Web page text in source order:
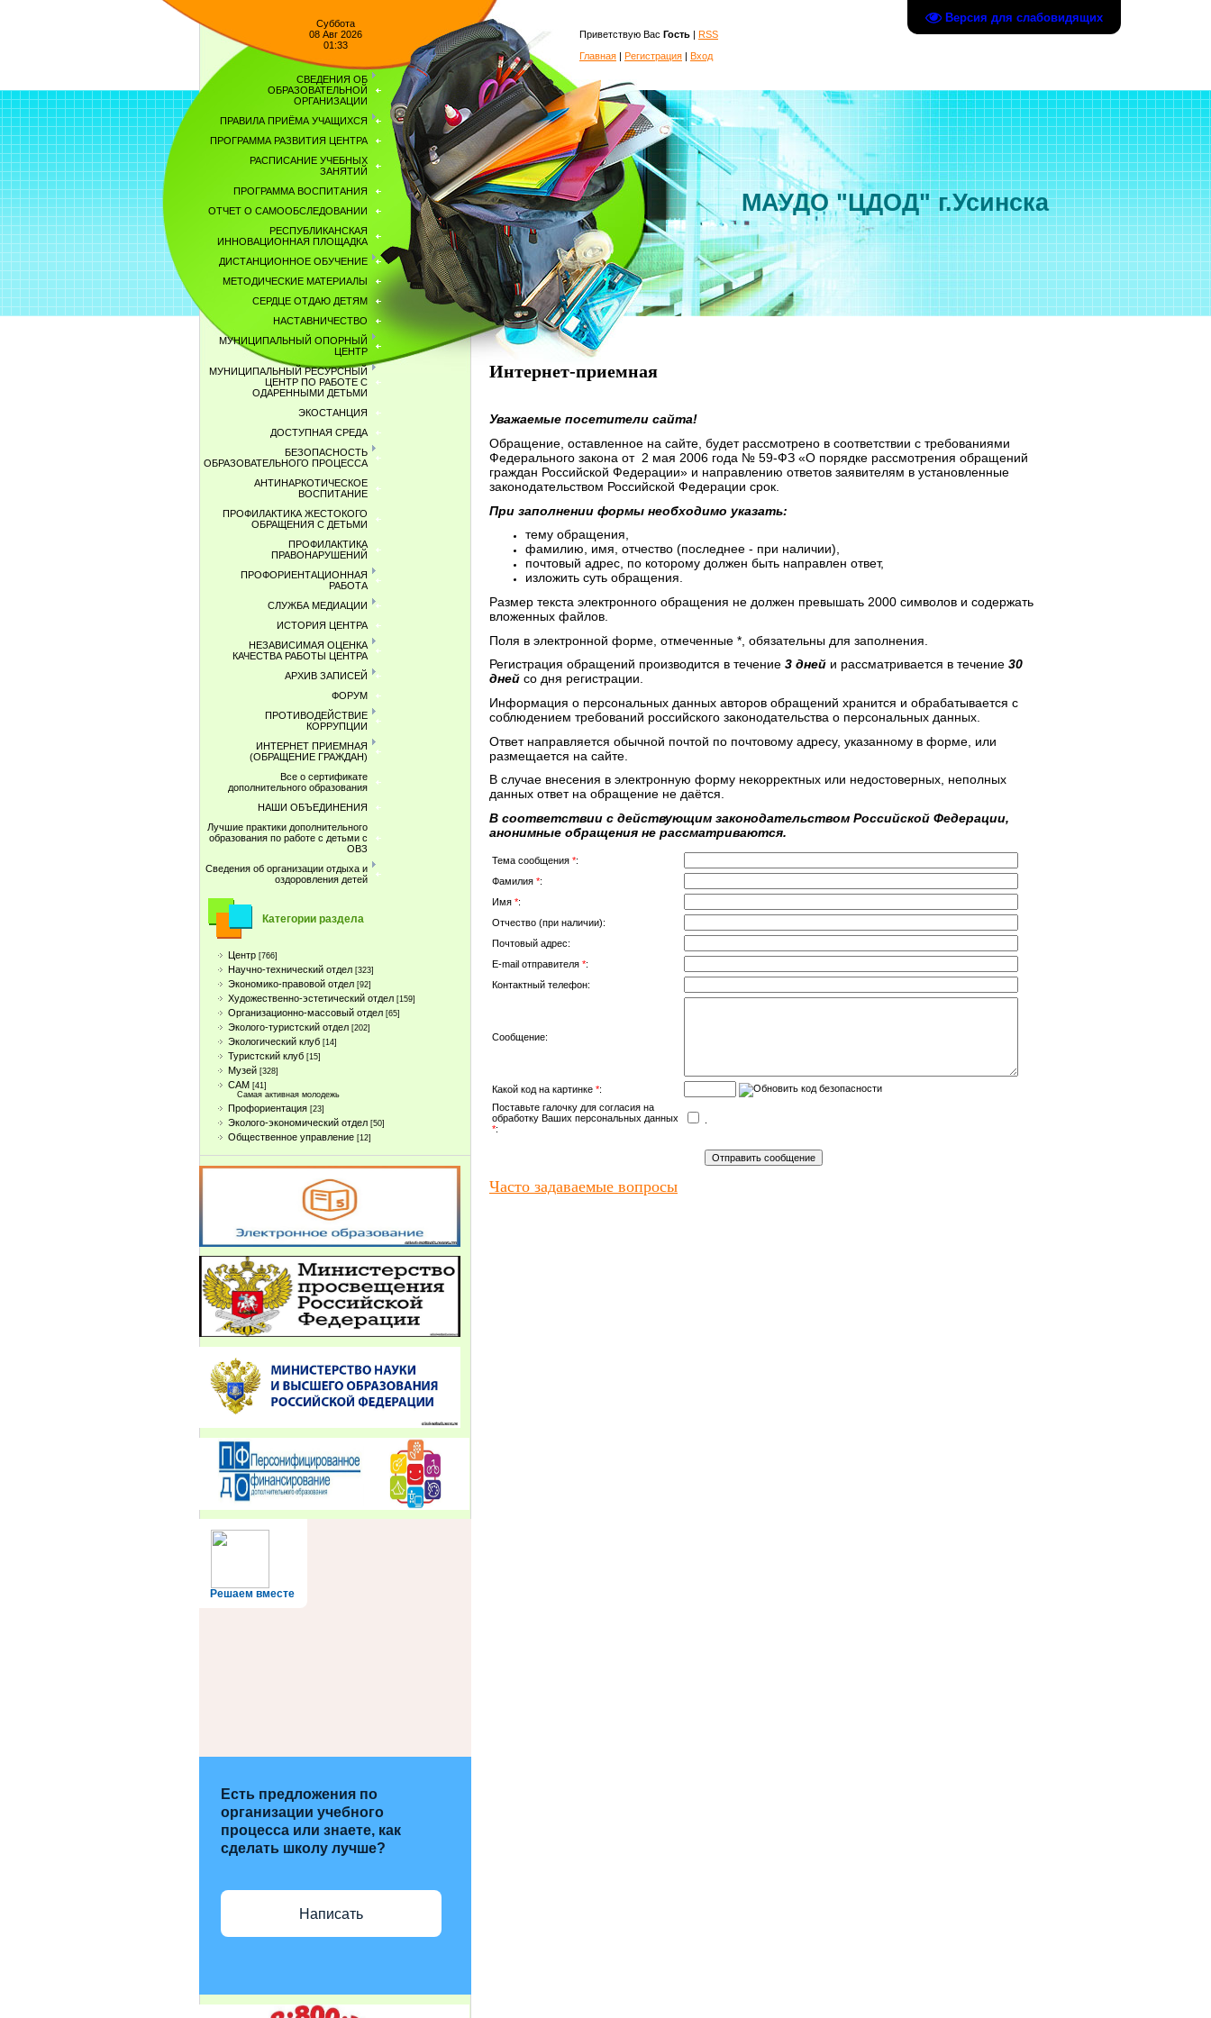
Версия для слабовидящих
Суббота
08 Авг 2026
01:33
СВЕДЕНИЯ ОБ
ОБРАЗОВАТЕЛЬНОЙ
ОРГАНИЗАЦИИ
ПРАВИЛА ПРИЁМА УЧАЩИХСЯ
ПРОГРАММА РАЗВИТИЯ ЦЕНТРА
РАСПИСАНИЕ УЧЕБНЫХ
ЗАНЯТИЙ
ПРОГРАММА ВОСПИТАНИЯ
ОТЧЕТ О САМООБСЛЕДОВАНИИ
РЕСПУБЛИКАНСКАЯ
ИННОВАЦИОННАЯ ПЛОЩАДКА
ДИСТАНЦИОННОЕ ОБУЧЕНИЕ
МЕТОДИЧЕСКИЕ МАТЕРИАЛЫ
СЕРДЦЕ ОТДАЮ ДЕТЯМ
НАСТАВНИЧЕСТВО
МУНИЦИПАЛЬНЫЙ ОПОРНЫЙ
ЦЕНТР
МУНИЦИПАЛЬНЫЙ РЕСУРСНЫЙ
ЦЕНТР ПО РАБОТЕ С
ОДАРЕННЫМИ ДЕТЬМИ
ЭКОСТАНЦИЯ
ДОСТУПНАЯ СРЕДА
БЕЗОПАСНОСТЬ
ОБРАЗОВАТЕЛЬНОГО ПРОЦЕССА
АНТИНАРКОТИЧЕСКОЕ
ВОСПИТАНИЕ
ПРОФИЛАКТИКА ЖЕСТОКОГО
ОБРАЩЕНИЯ С ДЕТЬМИ
ПРОФИЛАКТИКА
ПРАВОНАРУШЕНИЙ
ПРОФОРИЕНТАЦИОННАЯ
РАБОТА
СЛУЖБА МЕДИАЦИИ
ИСТОРИЯ ЦЕНТРА
НЕЗАВИСИМАЯ ОЦЕНКА
КАЧЕСТВА РАБОТЫ ЦЕНТРА
АРХИВ ЗАПИСЕЙ
ФОРУМ
ПРОТИВОДЕЙСТВИЕ
КОРРУПЦИИ
ИНТЕРНЕТ ПРИЕМНАЯ
(ОБРАЩЕНИЕ ГРАЖДАН)
Все о сертификате
дополнительного образования
НАШИ ОБЪЕДИНЕНИЯ
Лучшие практики дополнительного
образования по работе с детьми с
ОВЗ
Сведения об организации отдыха и
оздоровления детей
Категории раздела
Центр [766]
Научно-технический отдел [323]
Экономико-правовой отдел [92]
Художественно-эстетический отдел [159]
Организационно-массовый отдел [65]
Эколого-туристский отдел [202]
Экологический клуб [14]
Туристcкий клуб [15]
Музей [328]
САМ [41]
Самая активная молодежь
Профориентация [23]
Эколого-экономический отдел [50]
Общественное управление [12]
Решаем вместе
Есть предложения по
организации учебного
процесса или знаете, как
сделать школу лучше?
Написать
Приветствую Вас Гость | RSS
Главная | Регистрация | Вход
МАУДО "ЦДОД" г.Усинска
Интернет-приемная
Уважаемые посетители сайта!
Обращение, оставленное на сайте, будет рассмотрено в соответствии с требованиями
Федерального закона от 2 мая 2006 года № 59-ФЗ «О порядке рассмотрения обращений
граждан Российской Федерации» и направлению ответов заявителям в установленные
законодательством Российской Федерации срок.
При заполнении формы необходимо указать:
тему обращения,
фамилию, имя, отчество (последнее - при наличии),
почтовый адрес, по которому должен быть направлен ответ,
изложить суть обращения.
Размер текста электронного обращения не должен превышать 2000 символов и содержать
вложенных файлов.
Поля в электронной форме, отмеченные *, обязательны для заполнения.
Регистрация обращений производится в течение 3 дней и рассматривается в течение 30
дней со дня регистрации.
Информация о персональных данных авторов обращений хранится и обрабатывается с
соблюдением требований российского законодательства о персональных данных.
Ответ направляется обычной почтой по почтовому адресу, указанному в форме, или
размещается на сайте.
В случае внесения в электронную форму некорректных или недостоверных, неполных
данных ответ на обращение не даётся.
В соответствии с действующим законодательством Российской Федерации,
анонимные обращения не рассматриваются.
Тема сообщения *:
Фамилия *:
Имя *:
Отчество (при наличии):
Почтовый адрес:
E-mail отправителя *:
Контактный телефон:
Сообщение:
Какой код на картинке *:
Поставьте галочку для согласия на
обработку Ваших персональных данных
*:
Часто задаваемые вопросы